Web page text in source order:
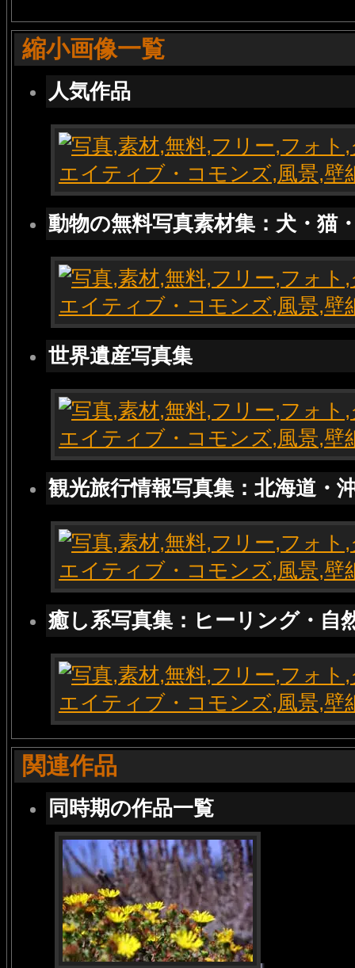
縮小画像一覧
人気作品
動物の無料写真素材集：犬・猫
世界遺産写真集
観光旅行情報写真集：北海道・
癒し系写真集：ヒーリング・自
関連作品
同時期の作品一覧